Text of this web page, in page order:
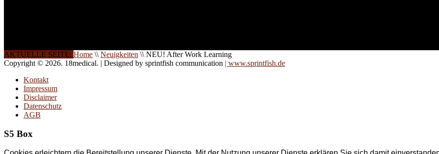
AKTUELLE SEITE: Home \\ Neuigkeiten \\ NEU! After Work Learning
Copyright © 2026. 18medical. | Designed by sprintfish communication | www.sprintfish.de
Kontakt
Impressum
Disclaimer
Datenschutz
AGB
S5 Box